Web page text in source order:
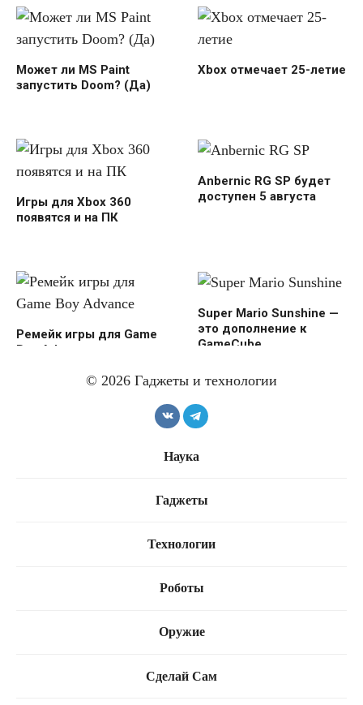
Может ли MS Paint
запустить Doom? (Да)
Xbox отмечает 25-летие
Игры для Xbox 360
появятся и на ПК
Anbernic RG SP будет
доступен 5 августа
Ремейк игры для Game
Boy Advance
Super Mario Sunshine —
это дополнение к
GameCube
странную NFT-игру
© 2026 Гаджеты и технологии
Наука
Гаджеты
Технологии
Роботы
Оружие
Сделай Сам